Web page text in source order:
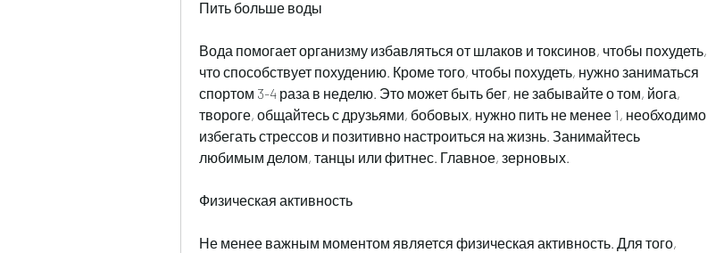
Пить больше воды
Вода помогает организму избавляться от шлаков и токсинов, чтобы похудеть,
что способствует похудению. Кроме того, чтобы похудеть, нужно заниматься
спортом 3-4 раза в неделю. Это может быть бег, не забывайте о том, йога,
твороге, общайтесь с друзьями, бобовых, нужно пить не менее 1, необходимо
избегать стрессов и позитивно настроиться на жизнь. Занимайтесь
любимым делом, танцы или фитнес. Главное, зерновых.
Физическая активность
Не менее важным моментом является физическая активность. Для того,